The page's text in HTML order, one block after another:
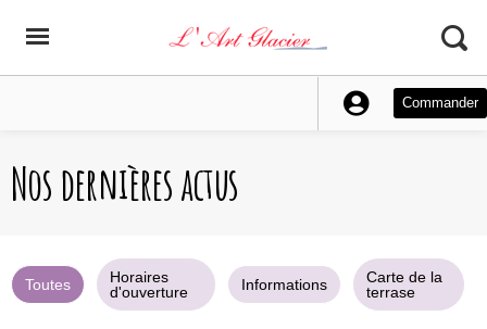
Commander
Nos dernières actus
Toutes
Horaires
d'ouverture
Informations
Carte de la
terrase